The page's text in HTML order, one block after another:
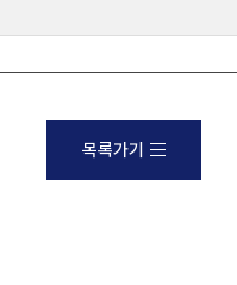
목록가기